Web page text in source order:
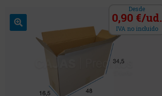
Desde
0,90 €/ud.
IVA no incluido